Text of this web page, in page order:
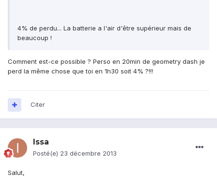
4% de perdu... La batterie a l'air d'être supérieur mais de
beaucoup !
Comment est-ce possible ? Perso en 20min de geometry dash je
perd la même chose que toi en 1h30 soit 4% ?!!!
Citer
Issa
Posté(e) 23 décembre 2013
Salut,